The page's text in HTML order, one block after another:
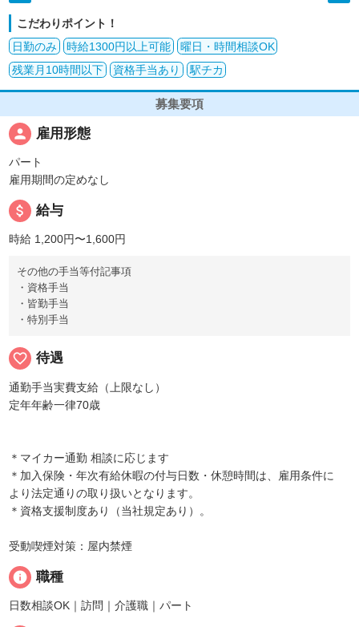
こだわりポイント！
日勤のみ
時給1300円以上可能
曜日・時間相談OK
残業月10時間以下
資格手当あり 駅チカ
募集要項
person 雇用形態
パート
雇用期間の定めなし
attach_money 給与
時給 1,200円〜1,600円
その他の手当等付記事項
・資格手当
・皆勤手当
・特別手当
favorite_border 待遇
通勤手当実費支給（上限なし）
定年年齢一律70歳
＊マイカー通勤 相談に応じます
＊加入保険・年次有給休暇の付与日数・休憩時間は、雇用条件に
より法定通りの取り扱いとなります。
＊資格支援制度あり（当社規定あり）。
受動喫煙対策：屋内禁煙
info 職種
日数相談OK｜訪問｜介護職｜パート